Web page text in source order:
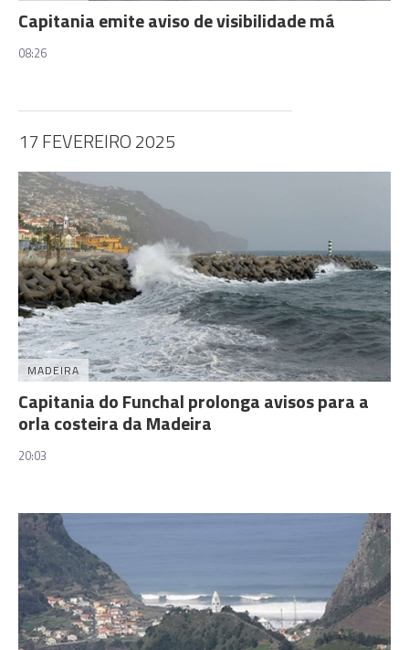
Capitania emite aviso de visibilidade má
08:26
17 FEVEREIRO 2025
MADEIRA
Capitania do Funchal prolonga avisos para a
orla costeira da Madeira
20:03